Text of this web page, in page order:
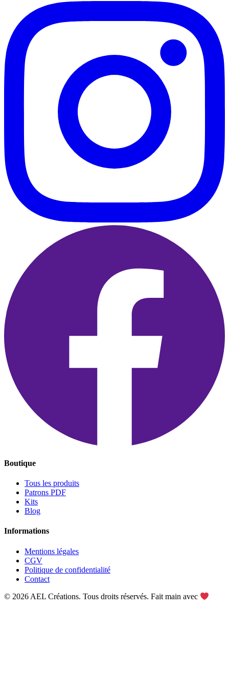
Boutique
Tous les produits
Patrons PDF
Kits
Blog
Informations
Mentions légales
CGV
Politique de confidentialité
Contact
© 2026 AEL Créations. Tous droits réservés. Fait main avec